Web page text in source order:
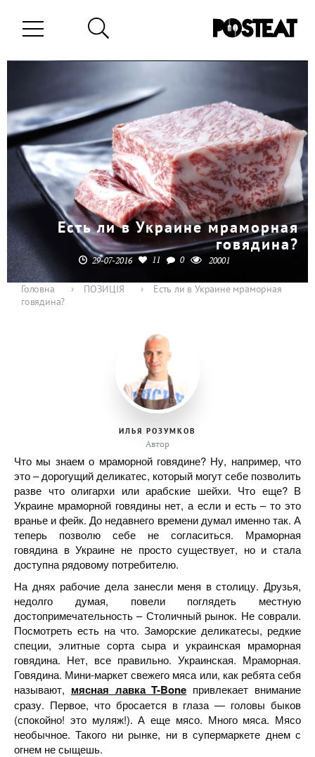
Есть ли в Украине мраморная
говядина?
29-07-2016 11 0 20001
Головна › ПОЗИЦІЯ ›
Есть ли в Украине мраморная
говядина?
ИЛЬЯ РОЗУМКОВ
Автор
Что мы знаем о мраморной говядине? Ну, например, что
это – дорогущий деликатес, который могут себе позволить
разве что олигархи или арабские шейхи. Что еще? В
Украине мраморной говядины нет, а если и есть – то это
вранье и фейк. До недавнего времени думал именно так. А
теперь позволю себе не согласиться. Мраморная
говядина в Украине не просто существует, но и стала
доступна рядовому потребителю.
На днях рабочие дела занесли меня в столицу. Друзья,
недолго думая, повели поглядеть местную
достопримечательность – Столичный рынок. Не соврали.
Посмотреть есть на что. Заморские деликатесы, редкие
специи, элитные сорта сыра и украинская мраморная
говядина. Нет, все правильно. Украинская. Мраморная.
Говядина. Мини-маркет свежего мяса или, как ребята себя
называют, мясная лавка T-Bone привлекает внимание
сразу. Первое, что бросается в глаза — головы быков
(спокойно! это муляж!). А еще мясо. Много мяса. Мясо
необычное. Такого ни рынке, ни в супермаркете днем с
огнем не сыщешь.